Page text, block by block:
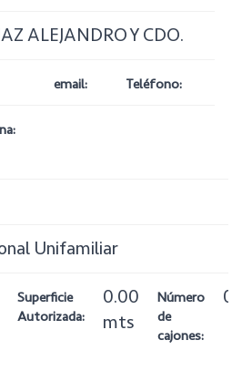
ALEJANDRO Y CDO.
email: Teléfono:
Unifamiliar
Superficie
Autorizada:
0.00
mts
Número
de
cajones:
0